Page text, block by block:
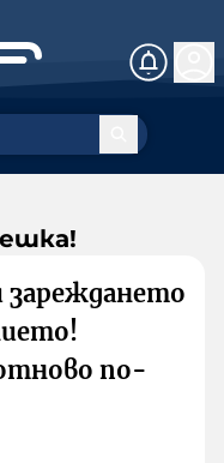
зареждането
по-